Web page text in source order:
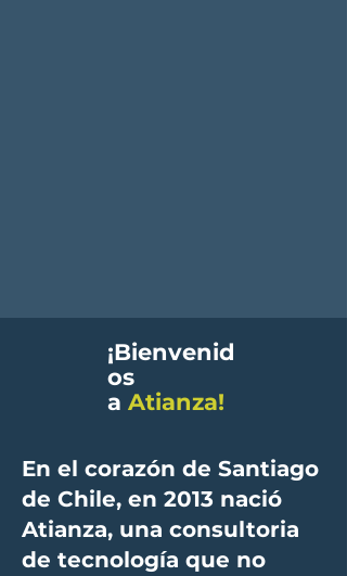
¡Bienvenid
os
a Atianza!
En el corazón de Santiago
de Chile, en 2013 nació
Atianza, una consultoria
de tecnología que no